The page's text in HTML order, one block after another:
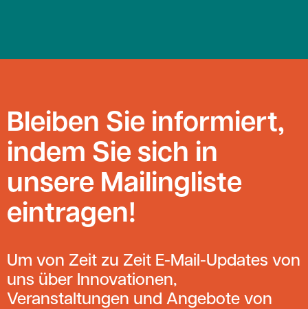
Bleiben Sie informiert,
indem Sie sich in
unsere Mailingliste
eintragen!
Um von Zeit zu Zeit E-Mail-Updates von
uns über Innovationen,
Veranstaltungen und Angebote von